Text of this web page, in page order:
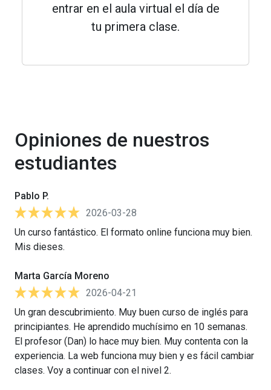
entrar en el aula virtual el día de
tu primera clase.
Opiniones de nuestros
estudiantes
Pablo P.
2026-03-28
Un curso fantástico. El formato online funciona muy bien.
Mis dieses.
Marta García Moreno
2026-04-21
Un gran descubrimiento. Muy buen curso de inglés para
principiantes. He aprendido muchísimo en 10 semanas.
El profesor (Dan) lo hace muy bien. Muy contenta con la
experiencia. La web funciona muy bien y es fácil cambiar
clases. Voy a continuar con el nivel 2.